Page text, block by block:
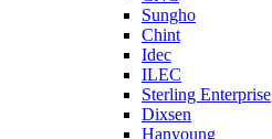
Sungho
Chint
Idec
ILEC
Sterling Enterprise
Dixsen
Hanyoung